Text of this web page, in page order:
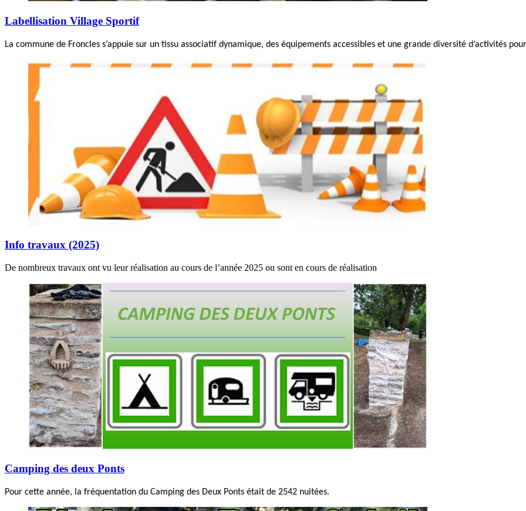
Labellisation Village Sportif
La commune de Froncles s’appuie sur un tissu associatif dynamique, des équipements accessibles et une grande diversité d’activités
Info travaux (2025)
De nombreux travaux ont vu leur réalisation au cours de l’année 2025 ou sont en cours de réalisation
Camping des deux Ponts
Pour cette année, la fréquentation du Camping des Deux Ponts était de 2542 nuitées.